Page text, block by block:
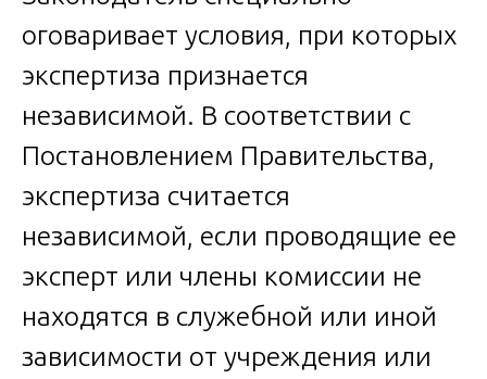
оговаривает условия, при которых
экспертиза признается
независимой. В соответствии с
Постановлением Правительства,
экспертиза считается
независимой, если проводящие ее
эксперт или члены комиссии не
находятся в служебной или иной
зависимости от учреждения или